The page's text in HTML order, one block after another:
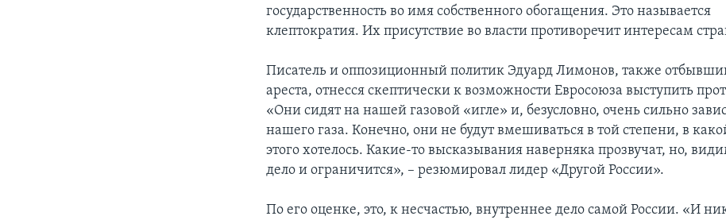
государственность во имя собственного обогащения. Это называется
клептократия. Их присутствие во власти противоречит интересам
Писатель и оппозиционный политик Эдуард Лимонов, также
ареста, отнесся скептически к возможности Евросоюза выступить
«Они сидят на нашей газовой «игле» и, безусловно, очень сильно
нашего газа. Конечно, они не будут вмешиваться в той степени, в
этого хотелось. Какие-то высказывания наверняка прозвучат, но,
дело и ограничится», – резюмировал лидер «Другой России».
По его оценке, это, к несчастью, внутреннее дело самой России. «И